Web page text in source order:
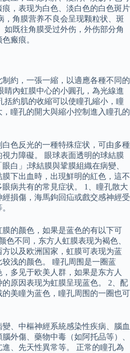
，表现为白色、淡白色的白色斑片
，角膜营养不良会呈现颗粒状、斑
如既往角膜受过外伤，外伤部分角
瘢痕。
約，一張一縮，以適應各種不同的
睛內虹膜中心的小圓孔，為光線進
括約肌的收縮可以使瞳孔縮小，瞳
瞳孔的開大與縮小控制進入瞳孔的
色反光的一種特殊症状，可由多種
力障礙。 眼球表面透明的球結膜
白」;球結膜與鞏膜組織在病變、
下出血時，出現鮮明的紅色，這不
病共有的常見症状。 1、瞳孔散大
損傷，海馬鉤回疝或戲交感神經受
的颜色，如果是蓝色的有以下可
色不同，东方人虹膜表现为褐色、
以及欧洲国家，虹膜可表现为蓝
浅的颜色。 瞳孔周围是一圈蓝
多见于欧美人群，如果是东方人
原因表现为虹膜呈现蓝色。 2、配
美瞳为蓝色，瞳孔周围的一圈也可
、中樞神經系統感染性疾病、腦血
外傷、藥物中毒（如阿托品等）、
、先天性異常等。 正常的瞳孔為